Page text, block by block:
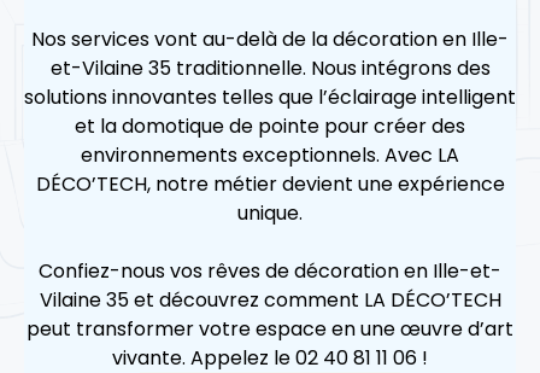
Nos services vont au-delà de la décoration en Ille-
et-Vilaine 35 traditionnelle. Nous intégrons des
solutions innovantes telles que l’éclairage intelligent
et la domotique de pointe pour créer des
environnements exceptionnels. Avec LA
DÉCO’TECH, notre métier devient une expérience
unique.
Confiez-nous vos rêves de décoration en Ille-et-
Vilaine 35 et découvrez comment LA DÉCO’TECH
peut transformer votre espace en une œuvre d’art
vivante. Appelez le 02 40 81 11 06 !